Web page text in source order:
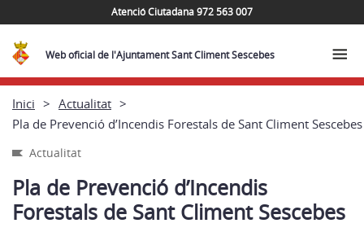
Atenció Ciutadana 972 563 007
Web oficial de l'Ajuntament Sant Climent Sescebes
Inici
Actualitat
Pla de Prevenció d’Incendis Forestals de Sant Climent Sescebes
Actualitat
Pla de Prevenció d’Incendis
Forestals de Sant Climent Sescebes